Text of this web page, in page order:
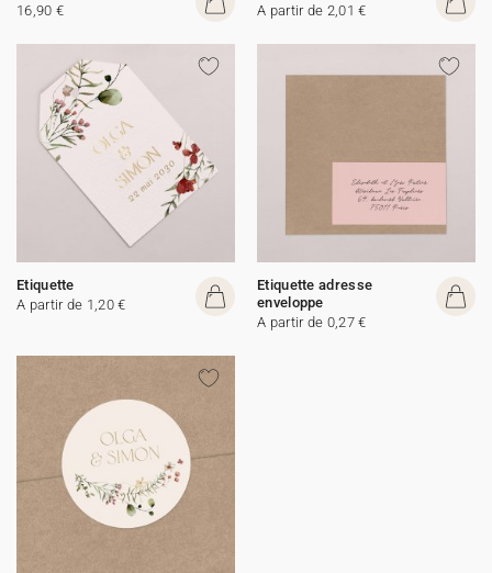
16,90 €
A partir de 2,01 €
Etiquette
A partir de 1,20 €
Etiquette adresse
enveloppe
A partir de 0,27 €